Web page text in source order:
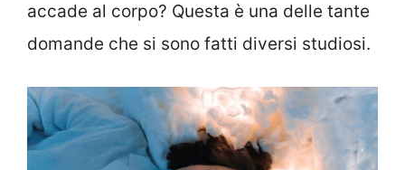
accade al corpo? Questa è una delle tante
domande che si sono fatti diversi studiosi.